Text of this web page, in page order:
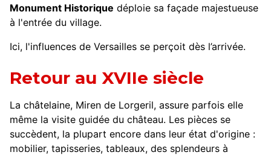
Monument Historique déploie sa façade majestueuse
à l'entrée du village.
Ici, l'influences de Versailles se perçoit dès l’arrivée.
Retour au XVIIe siècle
La châtelaine, Miren de Lorgeril, assure parfois elle
même la visite guidée du château. Les pièces se
succèdent, la plupart encore dans leur état d'origine :
mobilier, tapisseries, tableaux, des splendeurs à